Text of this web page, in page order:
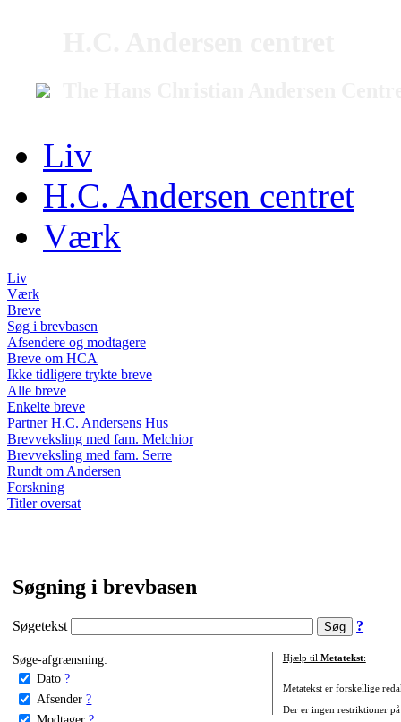
Liv
H.C. Andersen centret
Værk
Liv
Værk
Breve
Søg i brevbasen
Afsendere og modtagere
Breve om HCA
Ikke tidligere trykte breve
Alle breve
Enkelte breve
Partner H.C. Andersens Hus
Brevveksling med fam. Melchior
Brevveksling med fam. Serre
Rundt om Andersen
Forskning
Titler oversat
Søgning i brevbasen
Søgetekst ?
Søge-afgrænsning:
Dato ?
Afsender ?
Hjælp til Metatekst:
Metatekst er forskellige
Der er ingen restriktioner